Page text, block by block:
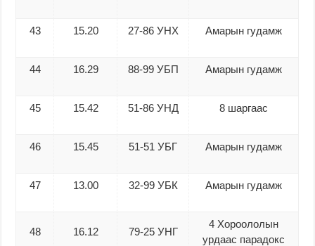
43 15.20 27-86 УНХ Амарын гудамж
44 16.29 88-99 УБП Амарын гудамж
45 15.42 51-86 УНД 8 шаргаас
46 15.45 51-51 УБГ Амарын гудамж
47 13.00 32-99 УБК Амарын гудамж
48 16.12 79-25 УНГ
4 Хороололын
урдаас парадокс